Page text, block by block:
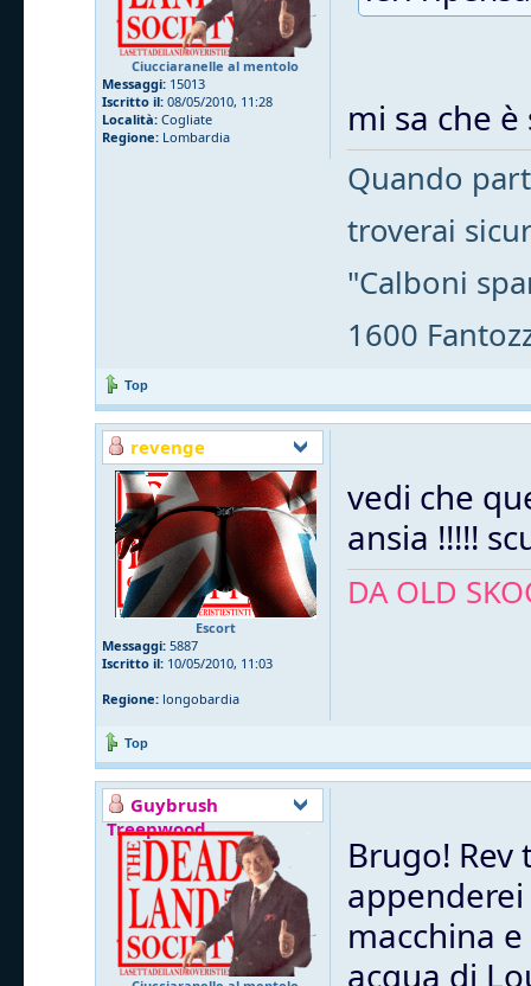
Ciucciaranelle al mentolo
Messaggi: 15013
Iscritto il: 08/05/2010, 11:28
Località: Cogliate
Regione: Lombardia mi sa che è
Quando
troverai
"Calboni
1600
Top
revenge
Escort
Messaggi: 5887
Iscritto il: 10/05/2010, 11:03
Regione: longobardia
vedi che
ansia !!!!!
DA OLD
Top
Guybrush
Treepwood
Brugo!
macchina
acqua di